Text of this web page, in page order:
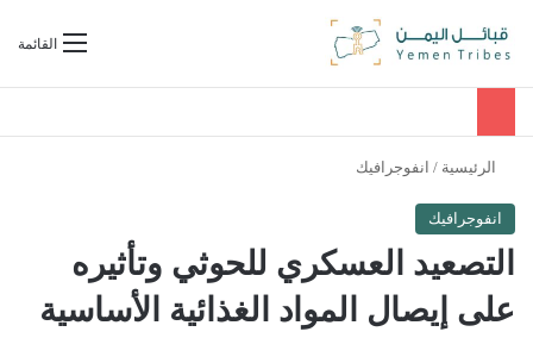
القائمةبحث عن
الرئيسية / انفوجرافيك
انفوجرافيك
التصعيد العسكري للحوثي وتأثيره
على إيصال المواد الغذائية الأساسية